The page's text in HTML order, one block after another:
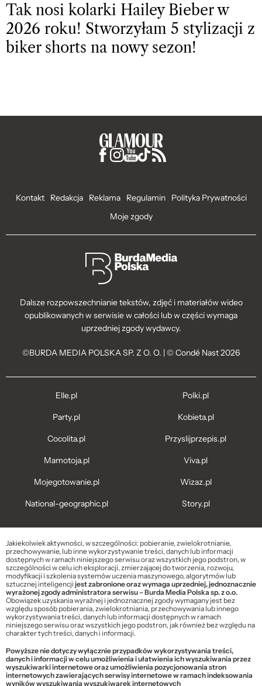
Tak nosi kolarki Hailey Bieber w
2026 roku! Stworzyłam 5 stylizacji z
biker shorts na nowy sezon!
Kontakt Redakcja Reklama Regulamin
Polityka Prywatności
Moje zgody
Dalsze rozpowszechnianie tekstów, zdjęć i materiałów wideo
opublikowanych w serwisie w całości lub w części wymaga
uprzedniej zgody wydawcy.
©BURDA MEDIA POLSKA SP. Z O. O. | © Condé Nast 2026
Elle.pl
Party.pl
Cocolita.pl
Mamotoja.pl
Mojegotowanie.pl
National-geographic.pl
Polki.pl
Kobieta.pl
Przyslijprzepis.pl
Viva.pl
Wizaz.pl
Story.pl
Jakiekolwiek aktywności, w szczególności: pobieranie, zwielokrotnianie,
przechowywanie, lub inne wykorzystywanie treści, danych lub informacji
dostępnych w ramach niniejszego serwisu oraz wszystkich jego podstron, w
szczególności w celu ich eksploracji, zmierzającej do tworzenia, rozwoju,
modyfikacji i szkolenia systemów uczenia maszynowego, algorytmów lub
sztucznej inteligencjijest zabronione oraz wymaga uprzedniej, jednoznacznie
wyrażonej zgody administratora serwisu – Burda Media Polska sp. z o.o.
Obowiązek uzyskania wyraźnej i jednoznacznej zgody wymagany jest bez
względu sposób pobierania, zwielokrotniania, przechowywania lub innego
wykorzystywania treści, danych lub informacji dostępnych w ramach
niniejszego serwisu oraz wszystkich jego podstron, jak również bez względu na
charakter tych treści, danych i informacji.
Powyższe nie dotyczy wyłącznie przypadków wykorzystywania treści,
danych i informacji w celu umożliwienia i ułatwienia ich wyszukiwania przez
wyszukiwarki internetowe oraz umożliwienia pozycjonowania stron
internetowych zawierających serwisy internetowe w ramach indeksowania
wyników wyszukiwania wyszukiwarek internetowych